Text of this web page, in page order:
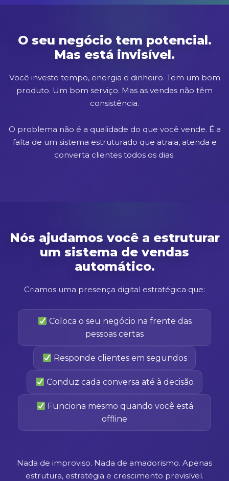
O seu negócio tem potencial.
Mas está invisível.
Você investe tempo, energia e dinheiro. Tem um bom
produto. Um bom serviço. Mas as vendas não têm
consistência.
O problema não é a qualidade do que você vende. É a
falta de um sistema estruturado que atraia, atenda e
converta clientes todos os dias.
Nós ajudamos você a estruturar
um sistema de vendas
automático.
Criamos uma presença digital estratégica que:
Coloca o seu negócio na frente das
pessoas certas
Responde clientes em segundos
Conduz cada conversa até à decisão
Funciona mesmo quando você está
offline
Nada de improviso. Nada de amadorismo. Apenas
estrutura, estratégia e crescimento previsível.